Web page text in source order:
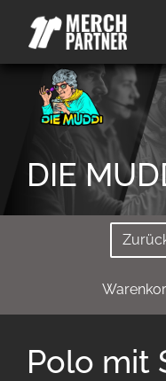
DIE
Polo mit